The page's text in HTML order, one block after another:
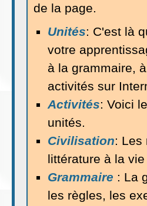
de la page.
Unités: C'est là
votre
à la grammaire,
activités sur
Activités: Voici
unités.
Civilisation: Les
littérature à la
Grammaire : La
les règles, les